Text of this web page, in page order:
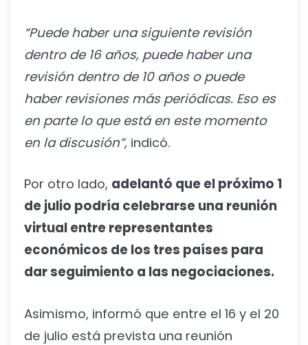
“Puede haber una siguiente revisión
dentro de 16 años, puede haber una
revisión dentro de 10 años o puede
haber revisiones más periódicas. Eso es
en parte lo que está en este momento
en la discusión”, indicó.
Por otro lado, adelantó que el próximo 1
de julio podría celebrarse una reunión
virtual entre representantes
económicos de los tres países para
dar seguimiento a las negociaciones.
Asimismo, informó que entre el 16 y el 20
de julio está prevista una reunión